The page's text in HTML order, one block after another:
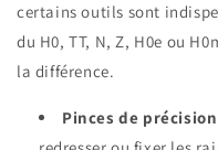
certains outils sont
du H0, TT, N, Z, H0e ou
la différence.
Pinces de